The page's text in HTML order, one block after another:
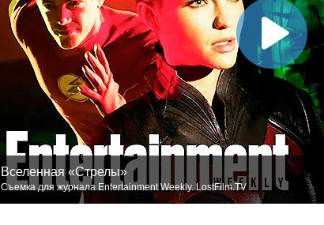
Вселенная «Стрелы»
Съемка для журнала Entertainment Weekly. LostFilm.TV